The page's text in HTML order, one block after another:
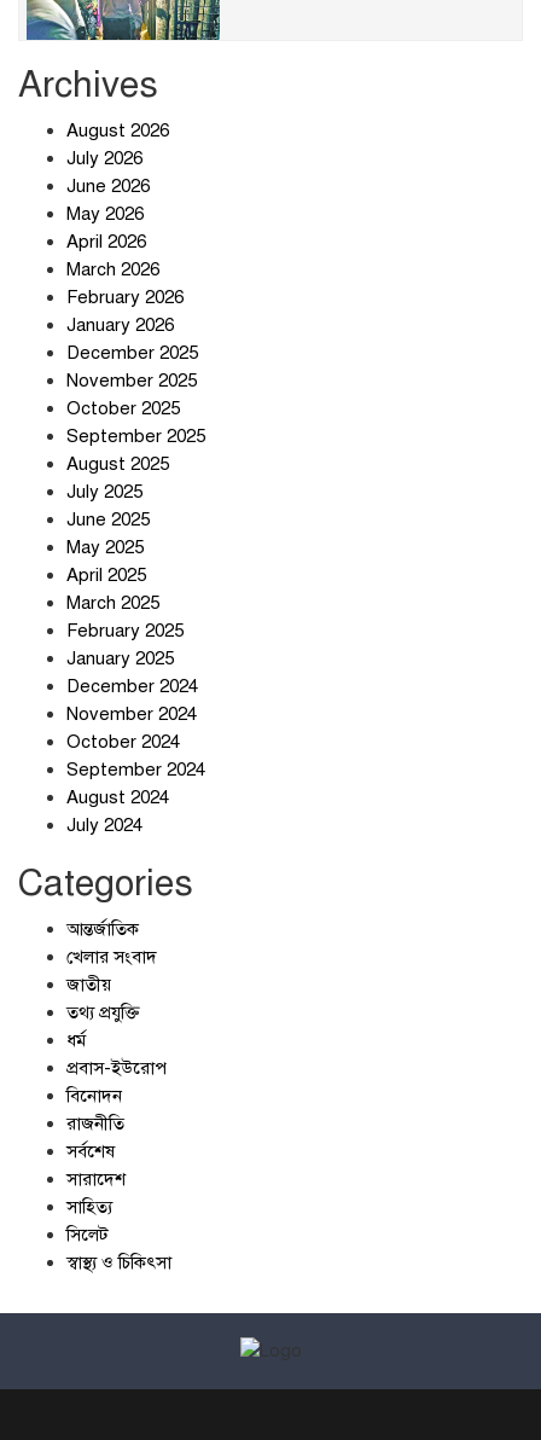
Archives
August 2026
July 2026
June 2026
May 2026
April 2026
March 2026
February 2026
January 2026
December 2025
November 2025
October 2025
September 2025
August 2025
July 2025
June 2025
May 2025
April 2025
March 2025
February 2025
January 2025
December 2024
November 2024
October 2024
September 2024
August 2024
July 2024
Categories
আন্তর্জাতিক
খেলার সংবাদ
জাতীয়
তথ্য প্রযুক্তি
ধর্ম
প্রবাস-ইউরোপ
বিনোদন
রাজনীতি
সর্বশেষ
সারাদেশ
সাহিত্য
সিলেট
স্বাস্থ্য ও চিকিৎসা